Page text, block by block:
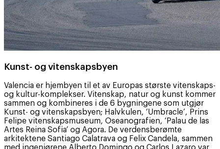
Kunst- og vitenskapsbyen
Valencia er hjembyen til et av Europas største vitenskaps-
og kultur-komplekser. Vitenskap, natur og kunst kommer
sammen og kombineres i de 6 bygningene som utgjør
Kunst- og vitenskapsbyen; Halvkulen, ‘Umbracle’, Prins
Felipe vitenskapsmuseum, Oseanografien, ‘Palau de las
Artes Reina Sofia’ og Agora. De verdensberømte
arkitektene Santiago Calatrava og Felix Candela, sammen
med ingeniørene Alberto Domingo og Carlos Lazaro var